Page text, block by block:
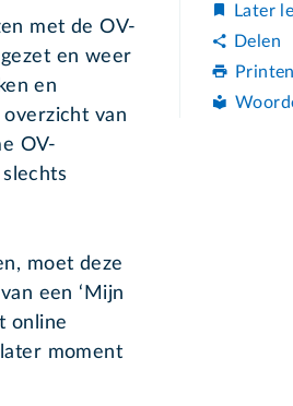
met de OV-
en weer
en
van
OV-
moet deze
een ‘Mijn
online
moment
Later
Delen